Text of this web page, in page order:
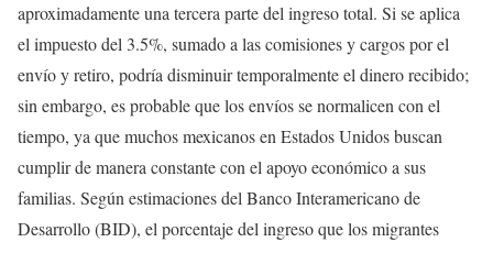
aproximadamente una tercera parte del ingreso total. Si se aplica
el impuesto del 3.5%, sumado a las comisiones y cargos por el
envío y retiro, podría disminuir temporalmente el dinero recibido;
sin embargo, es probable que los envíos se normalicen con el
tiempo, ya que muchos mexicanos en Estados Unidos buscan
cumplir de manera constante con el apoyo económico a sus
familias. Según estimaciones del Banco Interamericano de
Desarrollo (BID), el porcentaje del ingreso que los migrantes